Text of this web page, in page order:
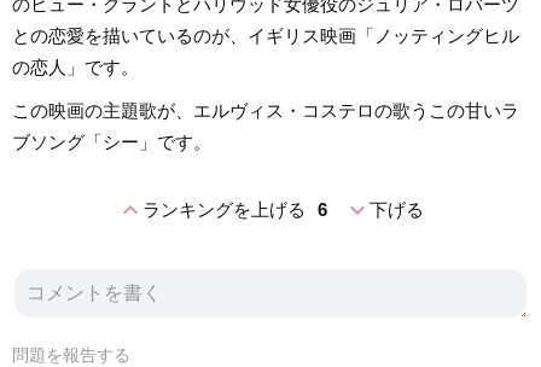
のヒュー・グラントとハリウッド女優役のジュリア・ロバーツ
との恋愛を描いているのが、イギリス映画「ノッティングヒル
の恋人」です。
この映画の主題歌が、エルヴィス・コステロの歌うこの甘いラ
ブソング「シー」です。
expand_lessランキングを上げる 6 expand_more下げる
問題を報告する